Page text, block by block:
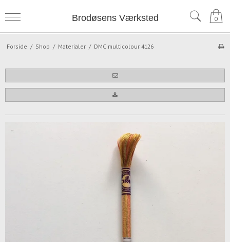
Brodøsens Værksted 0
Forside / Shop / Materialer / DMC multicolour 4126